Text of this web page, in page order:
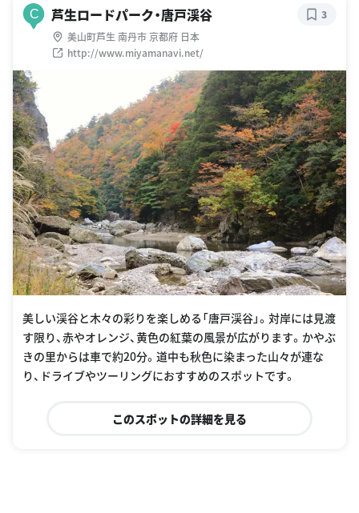
C 芦生ロードパーク・唐戸渓谷
美山町芦生 南丹市 京都府 日本
http://www.miyamanavi.net/
3
美しい渓谷と木々の彩りを楽しめる「唐戸渓谷」。対岸には見渡
す限り、赤やオレンジ、黄色の紅葉の風景が広がります。かやぶ
きの里からは車で約20分。道中も秋色に染まった山々が連な
り、ドライブやツーリングにおすすめのスポットです。
このスポットの詳細を見る